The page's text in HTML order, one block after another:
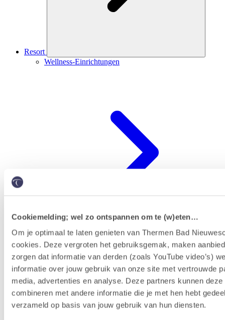
Cookiemelding; wel zo ontspannen om te (w)eten…
Om je optimaal te laten genieten van Thermen Bad
cookies. Deze vergroten het gebruiksgemak, maken
zorgen dat informatie van derden (zoals YouTube video’s)
informatie over jouw gebruik van onze site met vertrouwde
media, advertenties en analyse. Deze partners kunnen deze
combineren met andere informatie die je met hen hebt
verzameld op basis van jouw gebruik van hun diensten.
Resort
Wellness-Einrichtungen
Erlebnisprogramm